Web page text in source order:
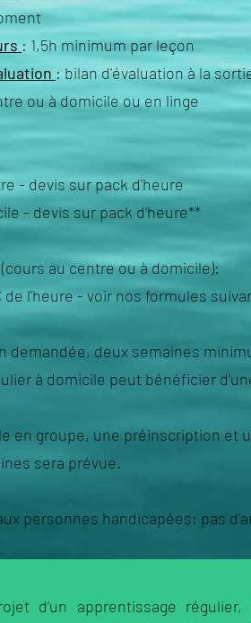
: 1,5h minimum par leçon
: bilan d'évaluation à la
ou à domicile ou en linge
- devis sur pack d'heure
- devis sur pack d'heure**
au centre ou à domicile):
de l'heure - voir nos formules
demandée, deux semaines
à domicile peut bénéficier
en groupe, une préinscription et
sera prévue.
personnes handicapées: pas
d’un apprentissage